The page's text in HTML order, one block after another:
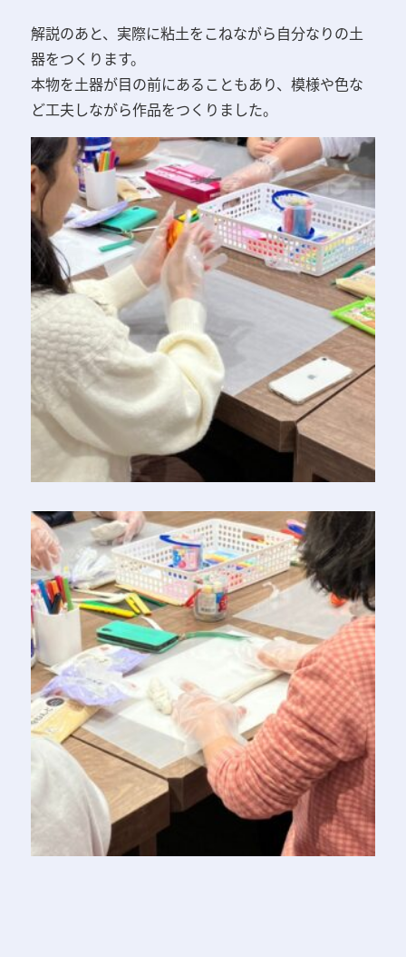
解説のあと、実際に粘土をこねながら自分なりの土
器をつくります。
本物を土器が目の前にあることもあり、模様や色な
ど工夫しながら作品をつくりました。